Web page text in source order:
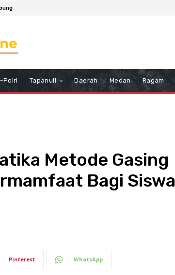
Polri Tapanuli Daerah Medan Ragam
Metode Gasing
Bagi Siswa
Pinterest WhatsApp